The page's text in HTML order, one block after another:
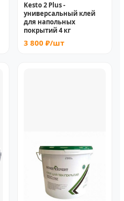
Kesto 2 Plus -
универсальный клей
для напольных
покрытий 4 кг
3 800 ₽/шт